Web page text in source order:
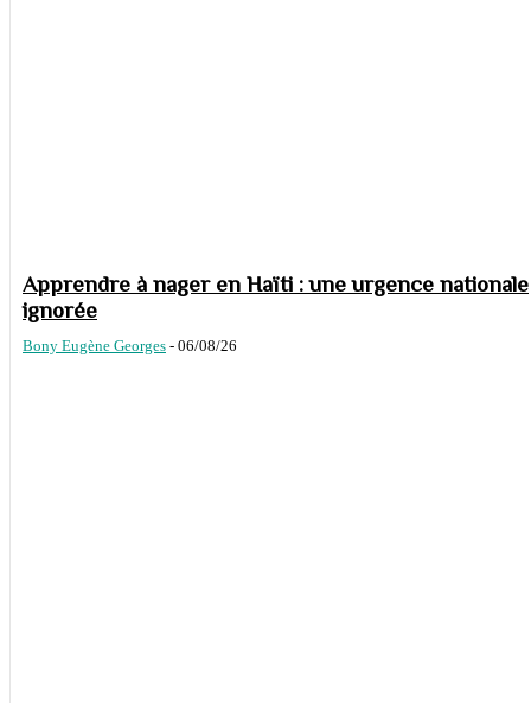
Apprendre à nager en Haïti : une urgence nationale
ignorée
Bony Eugène Georges - 06/08/26